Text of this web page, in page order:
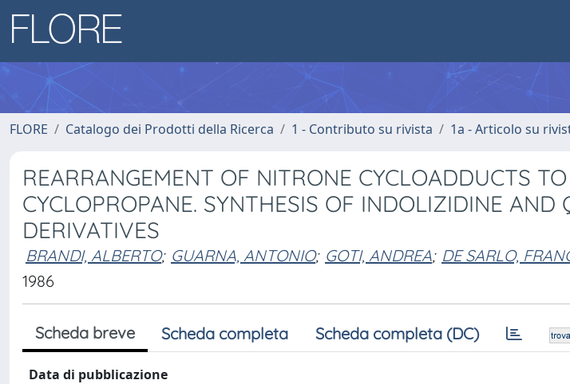
FLORE Catalogo dei Prodotti della Ricerca 1 - Contributo su rivista 1a - Articolo su
REARRANGEMENT OF NITRONE CYCLOADDUCTS
CYCLOPROPANE. SYNTHESIS OF INDOLIZIDINE AND
DERIVATIVES
BRANDI, ALBERTO; GUARNA, ANTONIO; GOTI, ANDREA; DE SARLO,
1986
Scheda breve Scheda completa Scheda completa (DC)
Data di pubblicazione